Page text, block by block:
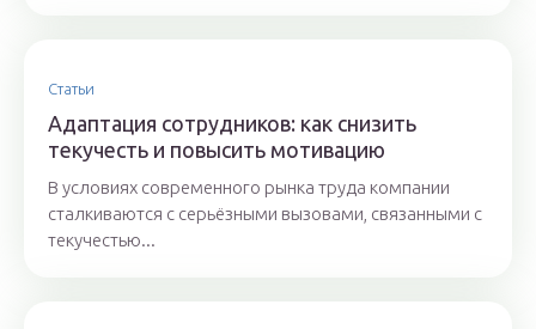
Статьи
Адаптация сотрудников: как снизить
текучесть и повысить мотивацию
В условиях современного рынка труда компании
сталкиваются с серьёзными вызовами, связанными с
текучестью...